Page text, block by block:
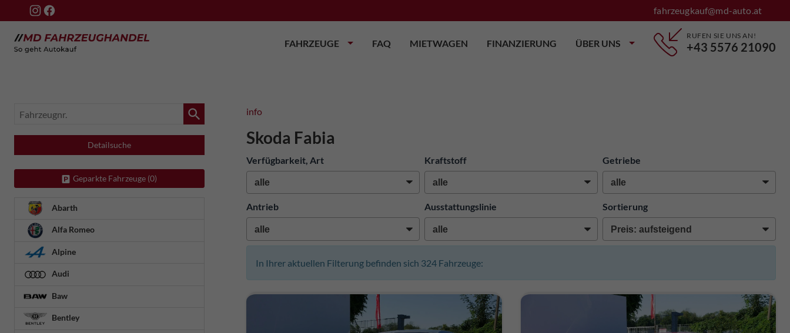
fahrzeugkauf@md-auto.at
FAHRZEUGE FAQ MIETWAGEN FINANZIERUNG ÜBER UNS
RUFEN SIE UNS AN!
+43 5576 21090
info
Skoda Fabia
Verfügbarkeit, Art Kraftstoff Getriebe
Antrieb Ausstattungslinie Sortierung
In Ihrer aktuellen Filterung befinden sich 324 Fahrzeuge:
Fahrzeugnr.
Detailsuche
Geparkte Fahrzeuge (0)
Abarth
Alfa Romeo
Alpine
Audi
Baw
Bentley